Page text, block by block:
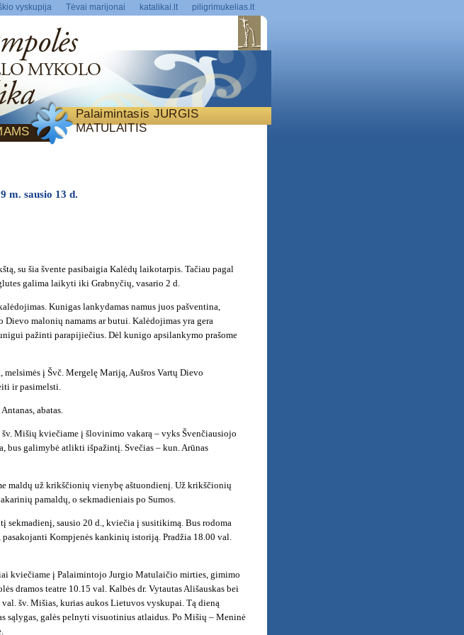
vyskupija Tėvai marijonai katalikai.lt piligrimukelias.lt
Palaimintasis JURGIS
MATULAITIS
m. sausio 13 d.
su šia švente pasibaigia Kalėdų laikotarpis. Tačiau pagal
galima laikyti iki Grabnyčių, vasario 2 d.
Kunigas lankydamas namus juos pašventina,
Dievo malonių namams ar butui. Kalėdojimas yra gera
pažinti parapijiečius. Dėl kunigo apsilankymo prašome
į Švč. Mergelę Mariją, Aušros Vartų Dievo
ir pasimelsti.
abatas.
Mišių kviečiame į šlovinimo vakarą – vyks Švenčiausiojo
bus galimybė atlikti išpažintį. Svečias – kun. Arūnas
maldų už krikščionių vienybę aštuondienį. Už krikščionių
pamaldų, o sekmadieniais po Sumos.
sekmadienį, sausio 20 d., kviečia į susitikimą. Bus rodoma
Kompjenės kankinių istoriją. Pradžia 18.00 val.
kviečiame į Palaimintojo Jurgio Matulaičio mirties, gimimo
dramos teatre 10.15 val. Kalbės dr. Vytautas Ališauskas bei
šv. Mišias, kurias aukos Lietuvos vyskupai. Tą dieną
sąlygas, galės pelnyti visuotinius atlaidus. Po Mišių – Meninė